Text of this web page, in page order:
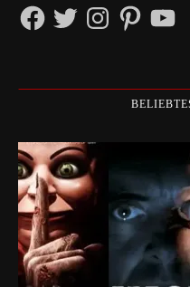
FacebookTwitterInstagramPinterestYouTube